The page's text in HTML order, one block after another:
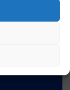
‘Brzi odgovor